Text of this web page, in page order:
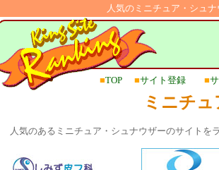
人気のミニチュア・シュ
■TOP ■サイト登録 ■
ミニチ
人気のあるミニチュア・シュナウザーのサイト